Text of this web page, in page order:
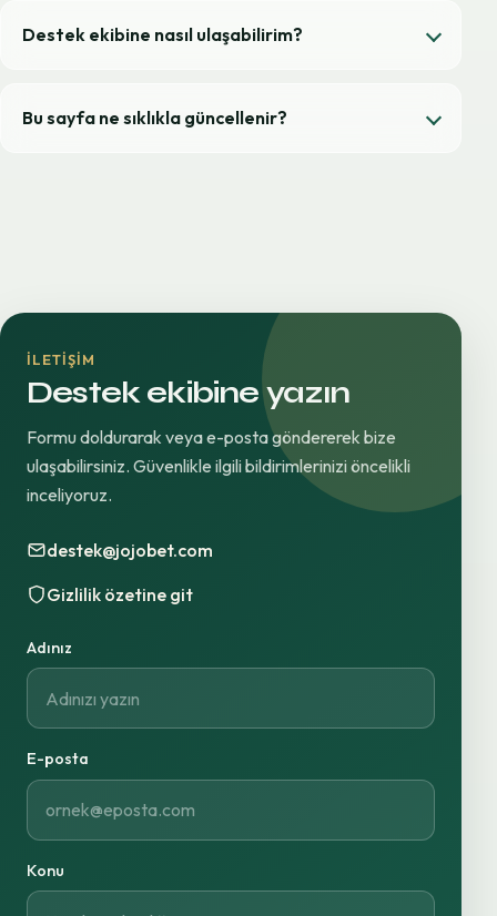
Destek ekibine nasıl ulaşabilirim?
Bu sayfa ne sıklıkla güncellenir?
İLETIŞIM
Destek ekibine yazın
Formu doldurarak veya e-posta göndererek bize
ulaşabilirsiniz. Güvenlikle ilgili bildirimlerinizi öncelikli
inceliyoruz.
destek@jojobet.com
Gizlilik özetine git
Adınız
E-posta
Konu